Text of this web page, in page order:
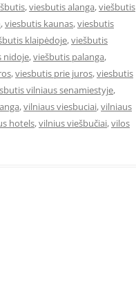
,viesbutis alanga,viešbutis
,viesbutis kaunas,viesbutis
klaipėdoje,viešbutis
nidoje,viešbutis palanga,
,viesbutis prie juros,viesbutis
vilniaus senamiestyje,
,vilniaus viesbuciai,vilniaus
hotels,vilnius viešbučiai,vilos